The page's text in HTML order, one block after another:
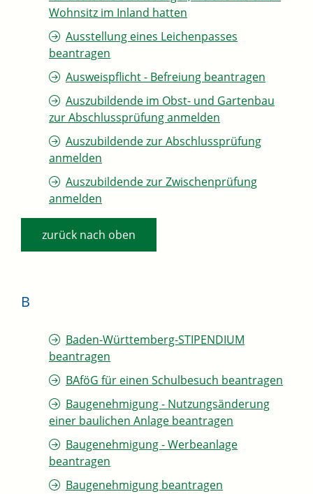
Wohnsitz im Inland hatten
Ausstellung eines Leichenpasses
beantragen
Ausweispflicht - Befreiung beantragen
Auszubildende im Obst- und Gartenbau
zur Abschlussprüfung anmelden
Auszubildende zur Abschlussprüfung
anmelden
Auszubildende zur Zwischenprüfung
anmelden
zurück nach oben
B
Baden-Württemberg-STIPENDIUM
beantragen
BAföG für einen Schulbesuch beantragen
Baugenehmigung - Nutzungsänderung
einer baulichen Anlage beantragen
Baugenehmigung - Werbeanlage
beantragen
Baugenehmigung beantragen